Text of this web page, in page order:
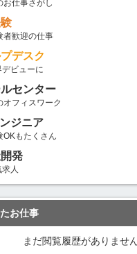
お仕事さがし
者歓迎の仕事
デスク
デビューに
センター
オフィスワーク
ジニア
OKもたくさん
発
求人
お仕事
まだ閲覧履歴がありません